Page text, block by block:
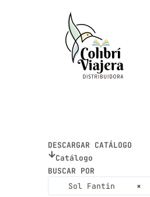
DESCARGAR CATÁLOGO
Catálogo
BUSCAR POR
×
Sol Fantin